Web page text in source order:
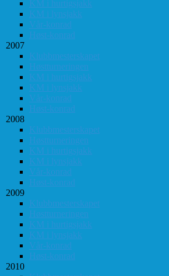
KM i hurtigsjakk
KM i lynsjakk
Vår-konrad
Høst-konrad
2007
Klubbmesterskapet
Høstturneringen
KM i hurtigsjakk
KM i lynsjakk
Vår-konrad
Høst-konrad
2008
Klubbmesterskapet
Høstturneringen
KM i hurtigsjakk
KM i lynsjakk
Vår-konrad
Høst-konrad
2009
Klubbmesterskapet
Høstturneringen
KM i hurtigsjakk
KM i lynsjakk
Vår-konrad
Høst-konrad
2010